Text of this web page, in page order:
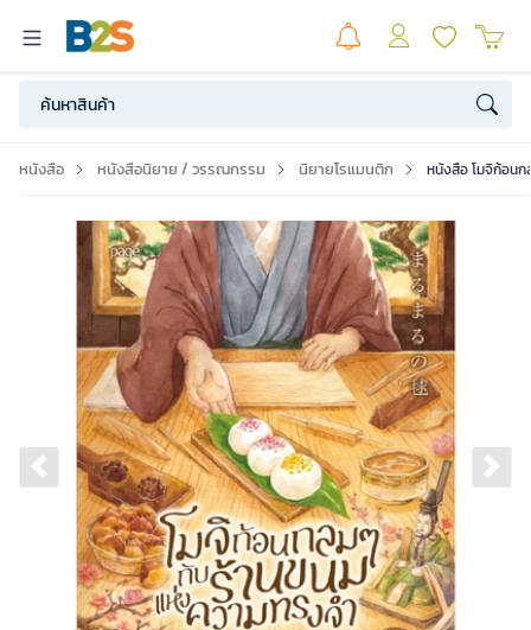
หนังสือ หนังสือนิยาย / วรรณกรรม นิยายโรแมนติก หนังสือ โมจิก้อน
Previous slide